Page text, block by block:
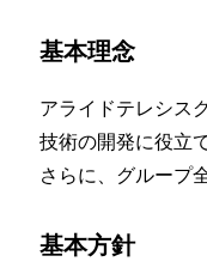
基本理念
アライドテレシス
技術の開発に役立
さらに、グループ
基本方針